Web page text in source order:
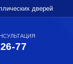
дверей
77